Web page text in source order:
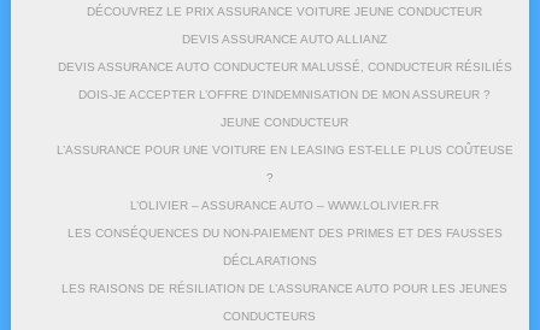
DÉCOUVREZ LE PRIX ASSURANCE VOITURE JEUNE CONDUCTEUR
DEVIS ASSURANCE AUTO ALLIANZ
DEVIS ASSURANCE AUTO CONDUCTEUR MALUSSÉ, CONDUCTEUR RÉSILIÉS
DOIS-JE ACCEPTER L’OFFRE D’INDEMNISATION DE MON ASSUREUR ?
JEUNE CONDUCTEUR
L’ASSURANCE POUR UNE VOITURE EN LEASING EST-ELLE PLUS COÛTEUSE
?
L’OLIVIER – ASSURANCE AUTO – WWW.LOLIVIER.FR
LES CONSÉQUENCES DU NON-PAIEMENT DES PRIMES ET DES FAUSSES
DÉCLARATIONS
LES RAISONS DE RÉSILIATION DE L’ASSURANCE AUTO POUR LES JEUNES
CONDUCTEURS